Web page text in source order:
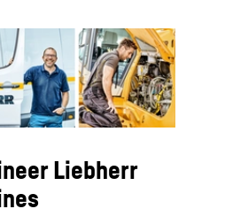
Liebherr